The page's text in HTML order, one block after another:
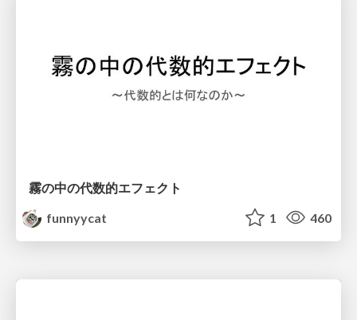
霧の中の代数的エフェクト
funnyycat
1 460